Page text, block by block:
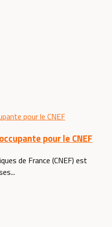
pour le CNEF
de France (CNEF) est